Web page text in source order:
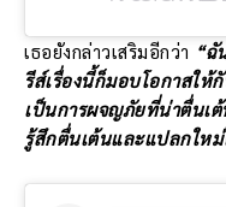
เธอยังกล่าวเสริมอีกว่า “ฉั
รีส์เรื่องนี้ก็มอบโอกาสใ
เป็นการผจญภัยที่น่าตื่นเ
รู้สึกตื่นเต้นและแปลกให